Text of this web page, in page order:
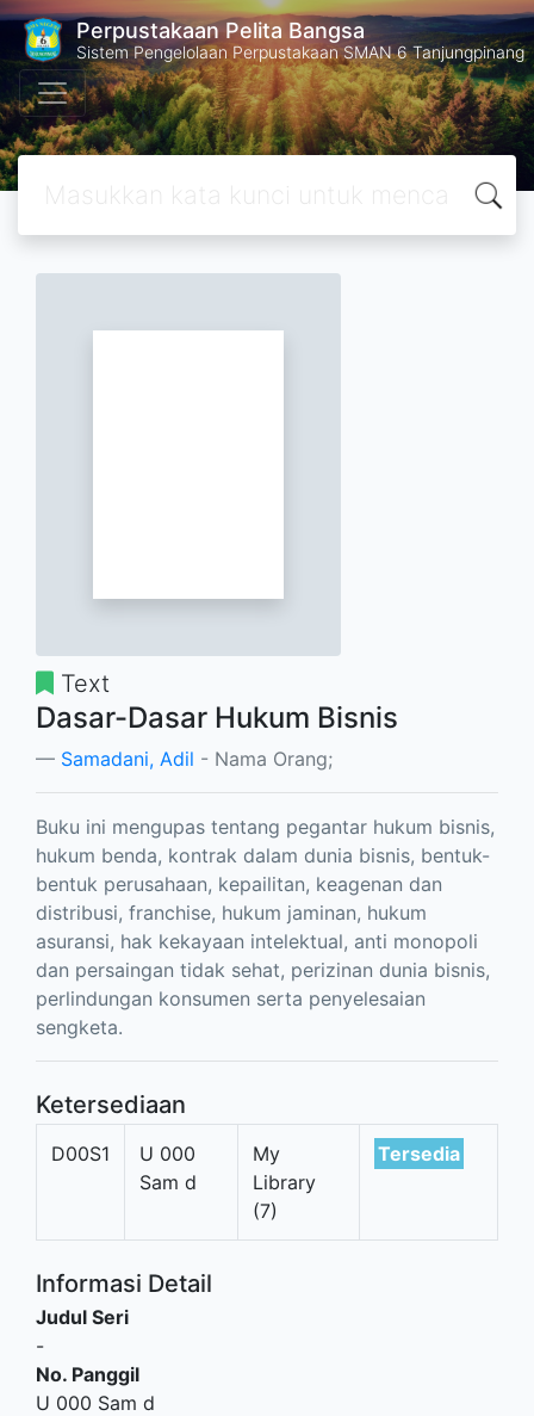
Perpustakaan Pelita Bangsa
Sistem Pengelolaan Perpustakaan SMAN 6 Tanjungpinang
Text
Dasar-Dasar Hukum Bisnis
Samadani, Adil - Nama Orang;
Buku ini mengupas tentang pegantar hukum bisnis,
hukum benda, kontrak dalam dunia bisnis, bentuk-
bentuk perusahaan, kepailitan, keagenan dan
distribusi, franchise, hukum jaminan, hukum
asuransi, hak kekayaan intelektual, anti monopoli
dan persaingan tidak sehat, perizinan dunia bisnis,
perlindungan konsumen serta penyelesaian
sengketa.
Ketersediaan
D00S1
U 000
Sam d
My
Library
(7)
Tersedia
Informasi Detail
Judul Seri
-
No. Panggil
U 000 Sam d